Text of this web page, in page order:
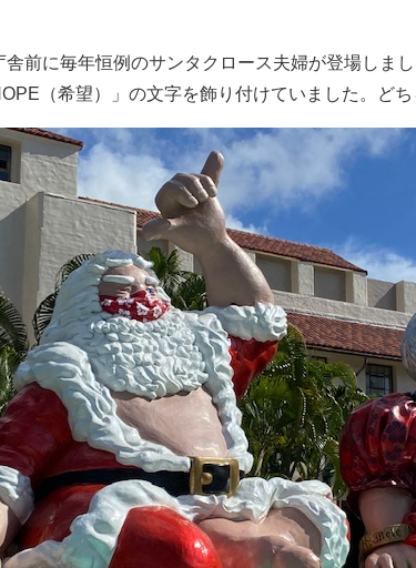
舎前に毎年恒例のサンタクロース夫婦が登場しま
（希望）」の文字を飾り付けていました。ど